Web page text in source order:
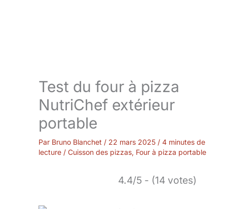
Test du four à pizza
NutriChef extérieur
portable
Par Bruno Blanchet / 22 mars 2025 / 4 minutes de
lecture / Cuisson des pizzas, Four à pizza portable
4.4/5 - (14 votes)